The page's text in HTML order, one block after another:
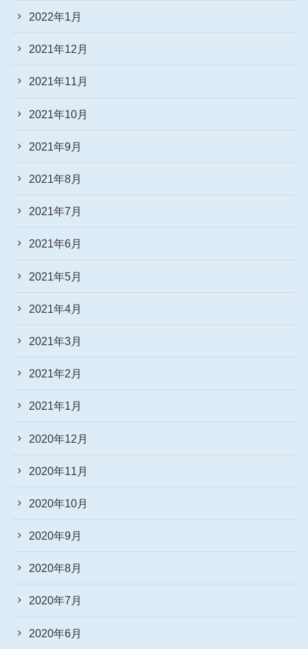
2022年1月
2021年12月
2021年11月
2021年10月
2021年9月
2021年8月
2021年7月
2021年6月
2021年5月
2021年4月
2021年3月
2021年2月
2021年1月
2020年12月
2020年11月
2020年10月
2020年9月
2020年8月
2020年7月
2020年6月